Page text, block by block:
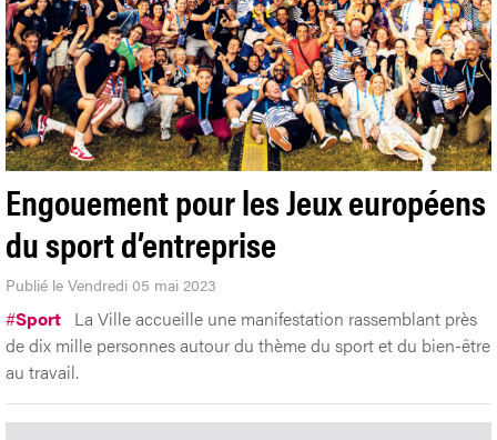
Engouement pour les Jeux européens
du sport d’entreprise
Publié le Vendredi 05 mai 2023
#Sport La Ville accueille une manifestation rassemblant près
de dix mille personnes autour du thème du sport et du bien-être
au travail.